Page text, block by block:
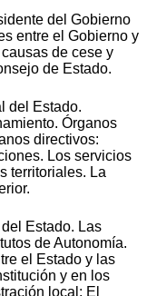
del Gobierno
entre el Gobierno y
de cese y
de Estado.
del Estado.
Órganos
directivos:
Los servicios
territoriales. La
Estado. Las
de Autonomía.
el Estado y las
y en los
local: El